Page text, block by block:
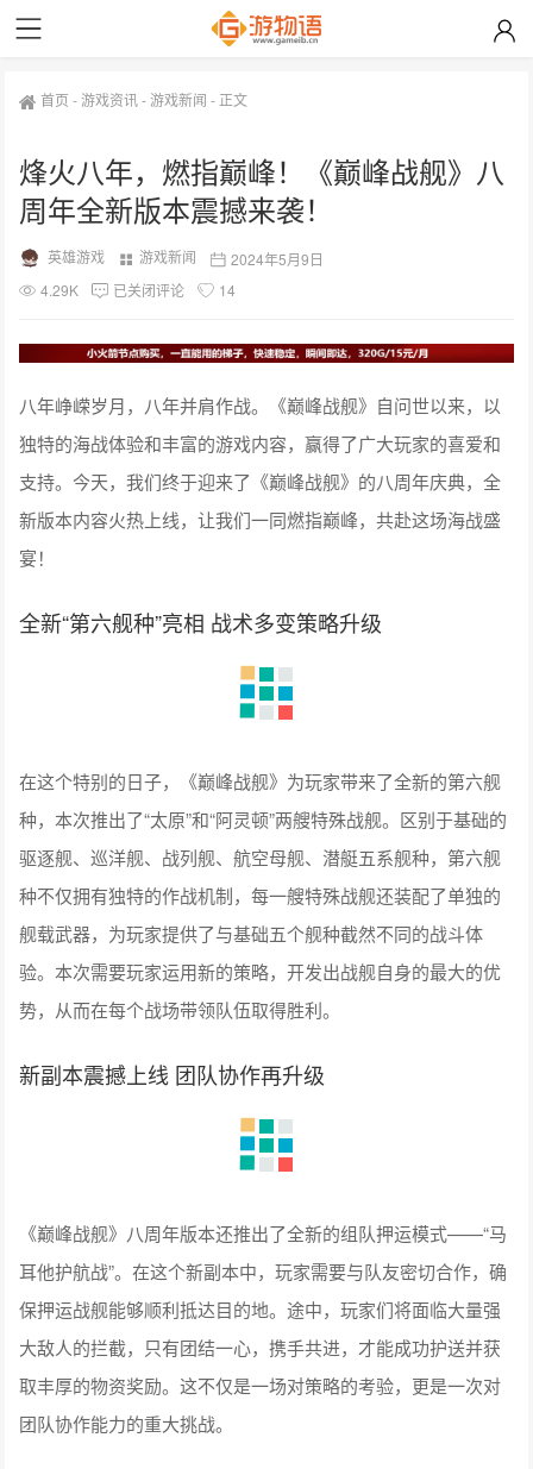
首页 -游戏资讯-游戏新闻 - 正文
烽火八年，燃指巅峰！《巅峰战舰》八
周年全新版本震撼来袭！
英雄游戏 游戏新闻
2024年5月9日
4.29K
已关闭评论 14
八年峥嵘岁月，八年并肩作战。《巅峰战舰》自问世以来，以
独特的海战体验和丰富的游戏内容，赢得了广大玩家的喜爱和
支持。今天，我们终于迎来了《巅峰战舰》的八周年庆典，全
新版本内容火热上线，让我们一同燃指巅峰，共赴这场海战盛
宴！
全新“第六舰种”亮相 战术多变策略升级
在这个特别的日子，《巅峰战舰》为玩家带来了全新的第六舰
种，本次推出了“太原”和“阿灵顿”两艘特殊战舰。区别于基础的
驱逐舰、巡洋舰、战列舰、航空母舰、潜艇五系舰种，第六舰
种不仅拥有独特的作战机制，每一艘特殊战舰还装配了单独的
舰载武器，为玩家提供了与基础五个舰种截然不同的战斗体
验。本次需要玩家运用新的策略，开发出战舰自身的最大的优
势，从而在每个战场带领队伍取得胜利。
新副本震撼上线 团队协作再升级
《巅峰战舰》八周年版本还推出了全新的组队押运模式——“马
耳他护航战”。在这个新副本中，玩家需要与队友密切合作，确
保押运战舰能够顺利抵达目的地。途中，玩家们将面临大量强
大敌人的拦截，只有团结一心，携手共进，才能成功护送并获
取丰厚的物资奖励。这不仅是一场对策略的考验，更是一次对
团队协作能力的重大挑战。